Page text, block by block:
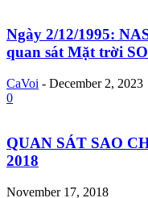
Ngày 2/12/1995:
quan sát Mặt trời
CaVoi - December 2, 2023
0
QUAN SÁT SAO
2018
November 17, 2018